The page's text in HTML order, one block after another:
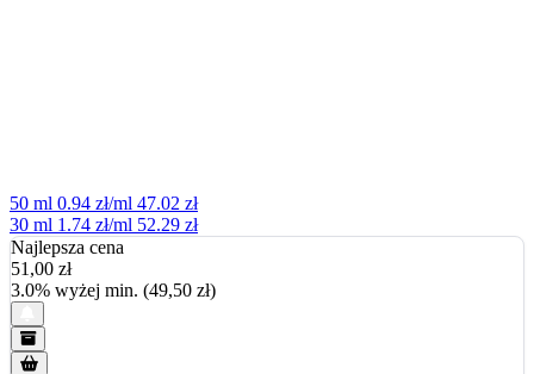
50 ml 0.94 zł/ml 47.02 zł
30 ml 1.74 zł/ml 52.29 zł
Najlepsza cena
51,00 zł
3.0% wyżej min. (49,50 zł)